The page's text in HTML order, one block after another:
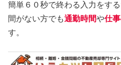
簡単６０秒で終わる入力をす
間がない方でも通勤時間や仕
す。